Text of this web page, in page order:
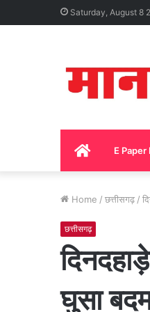
Saturday, August 8
HomeE Paper
Home / छत्तीसगढ़ /
छत्तीसगढ़
घुसा